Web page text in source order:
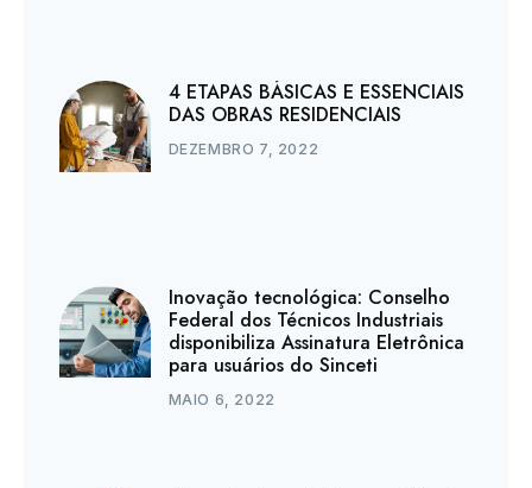
4 ETAPAS BÁSICAS E ESSENCIAIS
DAS OBRAS RESIDENCIAIS
DEZEMBRO 7, 2022
Inovação tecnológica: Conselho
Federal dos Técnicos Industriais
disponibiliza Assinatura Eletrônica
para usuários do Sinceti
MAIO 6, 2022